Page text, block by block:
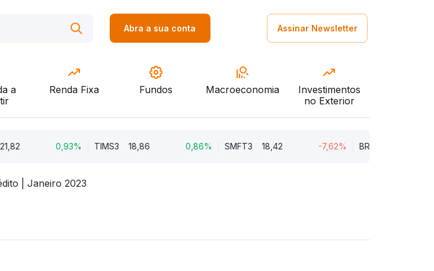
Abra a sua conta Assinar Newsletter
a
Renda Fixa Fundos Macroeconomia
Investimentos
no Exterior
0,93% TIMS3 18,86 0,86% SMFT3 18,42 -7,62% BRAV3
| Janeiro 2023